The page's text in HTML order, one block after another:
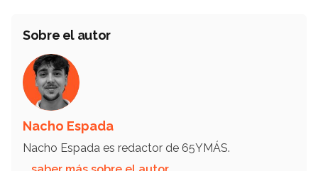
Sobre el autor
Nacho Espada
Nacho Espada es redactor de 65YMÁS.